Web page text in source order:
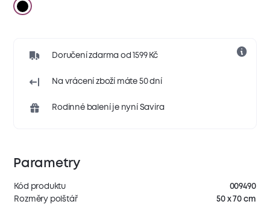
Doručení zdarma od 1599 Kč
Na vrácení zboží máte 50 dní
Rodinné balení je nyní Savira
Parametry
Kód produktu
009490
Rozměry polštář
50 x 70 cm